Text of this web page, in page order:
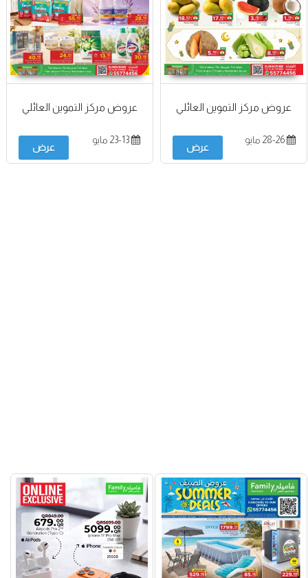
عروض مركز التموين العائلي
28-26 مايو
عرض
عروض مركز التموين العائلي
23-13 مايو
عرض